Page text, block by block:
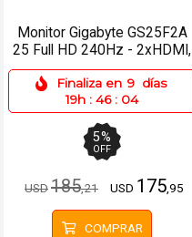
Monitor Gigabyte GS25F2A
25 Full HD 240Hz - 2xHDMI,
DP
Finaliza en 9 días
19h : 46 : 04
5%
OFF
USD185,21 USD 175,95
COMPRAR